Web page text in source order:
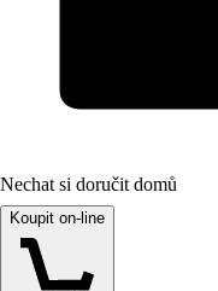
Nechat si doručit domů
Koupit on-line